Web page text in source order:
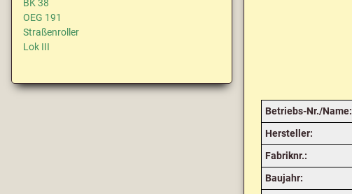
BK 38
OEG 191
Straßenroller
Lok III
Betriebs-Nr./Name:
Hersteller:
Fabriknr.:
Baujahr: